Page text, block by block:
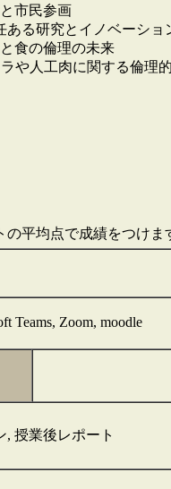
市民参画
ある研究とイノベーショ
食の倫理の未来
ラや人工肉に関する倫理
の平均点で成績をつけま
Teams, Zoom, moodle
, 授業後レポート